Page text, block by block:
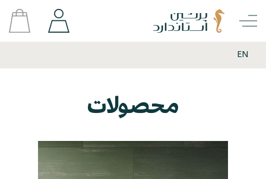
EN
محصولات